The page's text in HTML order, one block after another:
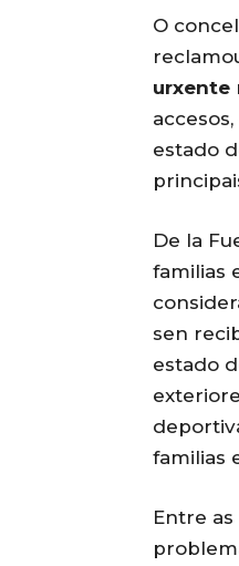
O
urxente
estado
De la
familias
sen
estado
familias
Entre